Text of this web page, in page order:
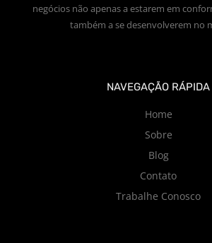
negócios não apenas a estarem em
também a se desenvolverem no
NAVEGAÇÃO RÁPIDA
Home
Sobre
Blog
Contato
Trabalhe Conosco